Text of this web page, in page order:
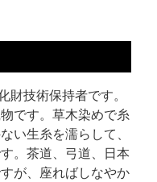
技術保持者です。
です。草木染めで糸
い生糸を濡らして、
。茶道、弓道、日本
が、座ればしなやか